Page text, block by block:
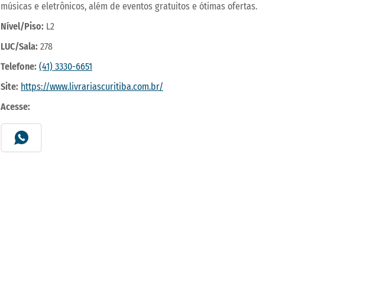
músicas e eletrônicos, além de eventos gratuitos e ótimas ofertas.
Nível/Piso: L2
LUC/Sala: 278
Telefone: (41) 3330-6651
Site: https://www.livrariascuritiba.com.br/
Acesse: